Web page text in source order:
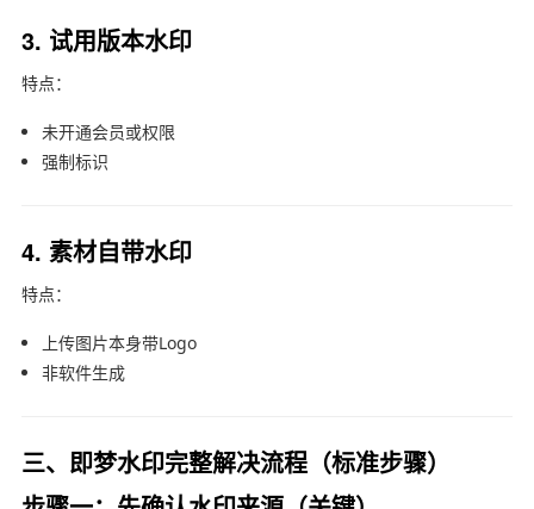
3. 试用版本水印
特点：
未开通会员或权限
强制标识
4. 素材自带水印
特点：
上传图片本身带Logo
非软件生成
三、即梦水印完整解决流程（标准步骤）